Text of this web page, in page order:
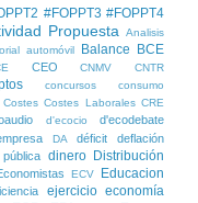
#FOPPT3 #FOPPT4
Propuesta Analisis
automóvil Balance BCE
CEO CNMV CNTR
concursos consumo
Costes Costes Laborales CRE
d'ecocio
d'ecodebate
DA déficit deflación
dinero Distribución
ECV Educacion
ejercicio economía